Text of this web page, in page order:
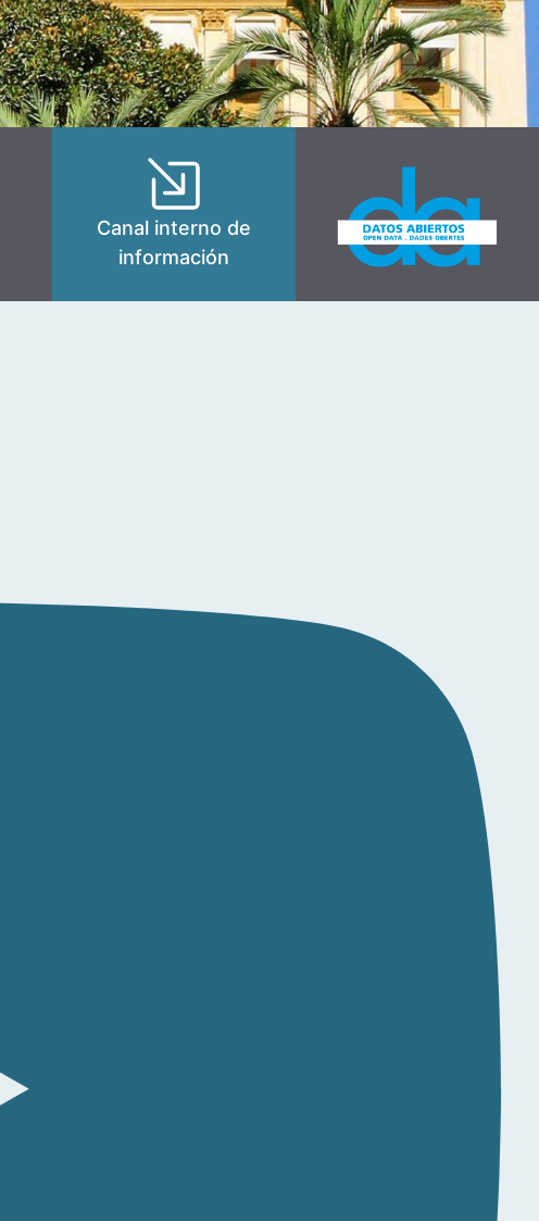
Canal interno de
información